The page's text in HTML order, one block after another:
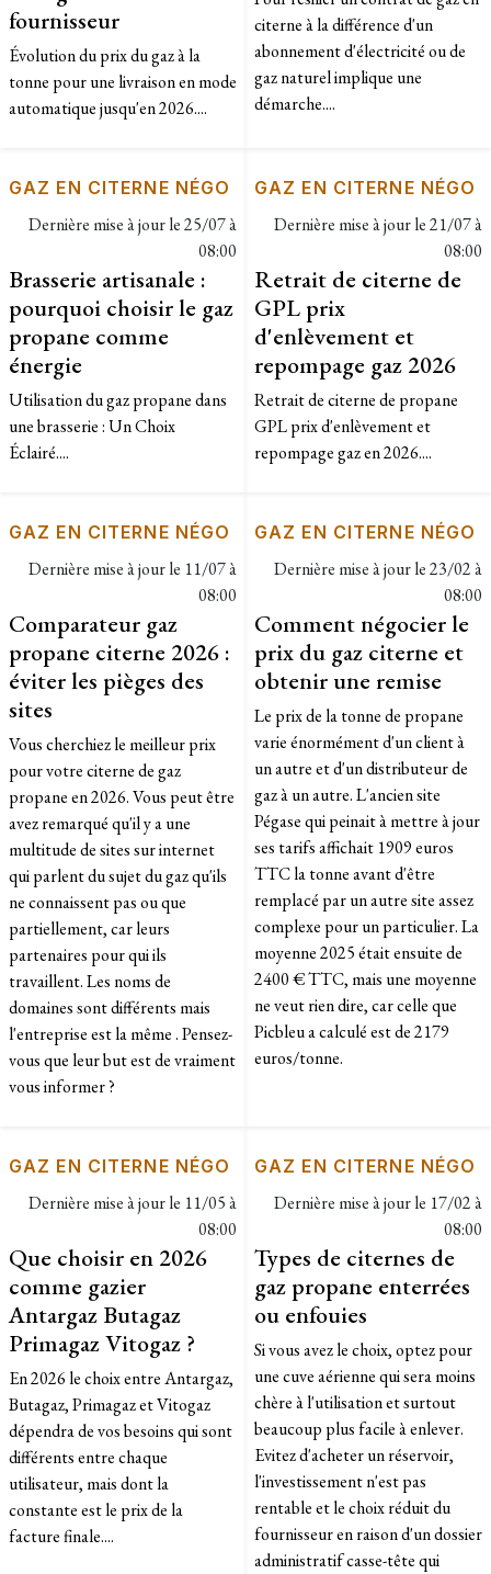
fournisseur
Évolution du prix du gaz à la
tonne pour une livraison en mode
automatique jusqu'en 2026....
citerne à la différence d'un
abonnement d'électricité ou de
gaz naturel implique une
démarche....
GAZ EN CITERNE NÉGO
Dernière mise à jour le25/07 à
08:00
Brasserie artisanale :
pourquoi choisir le gaz
propane comme
énergie
Utilisation du gaz propane dans
une brasserie : Un Choix
Éclairé....
GAZ EN CITERNE NÉGO
Dernière mise à jour le21/07 à
08:00
Retrait de citerne de
GPL prix
d'enlèvement et
repompage gaz 2026
Retrait de citerne de propane
GPL prix d'enlèvement et
repompage gaz en 2026....
GAZ EN CITERNE NÉGO
Dernière mise à jour le 11/07 à
08:00
Comparateur gaz
propane citerne 2026 :
éviter les pièges des
sites
Vous cherchiez le meilleur prix
pour votre citerne de gaz
propane en 2026. Vous peut être
avez remarqué qu'il y a une
multitude de sites sur internet
qui parlent du sujet du gaz qu'ils
ne connaissent pas ou que
partiellement, car leurs
partenaires pour qui ils
travaillent. Les noms de
domaines sont différents mais
l'entreprise est la même . Pensez-
vous que leur but est de vraiment
vous informer ?
GAZ EN CITERNE NÉGO
Dernière mise à jour le23/02 à
08:00
Comment négocier le
prix du gaz citerne et
obtenir une remise
Le prix de la tonne de propane
varie énormément d'un client à
un autre et d'un distributeur de
gaz à un autre. L'ancien site
Pégase qui peinait à mettre à jour
ses tarifs affichait 1909 euros
TTC la tonne avant d'être
remplacé par un autre site assez
complexe pour un particulier. La
moyenne 2025 était ensuite de
2400 € TTC, mais une moyenne
ne veut rien dire, car celle que
Picbleu a calculé est de 2179
euros/tonne.
GAZ EN CITERNE NÉGO
Dernière mise à jour le 11/05 à
08:00
Que choisir en 2026
comme gazier
Antargaz Butagaz
Primagaz Vitogaz ?
En 2026 le choix entre Antargaz,
Butagaz, Primagaz et Vitogaz
dépendra de vos besoins qui sont
différents entre chaque
utilisateur, mais dont la
constante est le prix de la
facture finale....
GAZ EN CITERNE NÉGO
Dernière mise à jour le 17/02 à
08:00
Types de citernes de
gaz propane enterrées
ou enfouies
Si vous avez le choix, optez pour
une cuve aérienne qui sera moins
chère à l'utilisation et surtout
beaucoup plus facile à enlever.
Evitez d'acheter un réservoir,
l'investissement n'est pas
rentable et le choix réduit du
fournisseur en raison d'un dossier
administratif casse-tête qui